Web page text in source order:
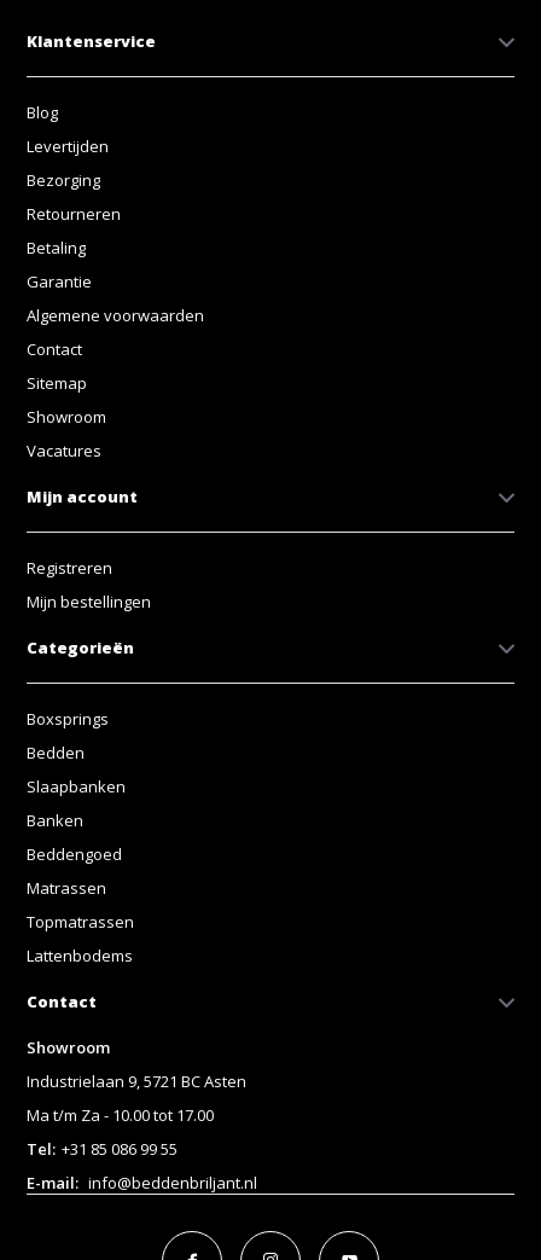
Klantenservice
Blog
Levertijden
Bezorging
Retourneren
Betaling
Garantie
Algemene voorwaarden
Contact
Sitemap
Showroom
Vacatures
Mijn account
Registreren
Mijn bestellingen
Categorieën
Boxsprings
Bedden
Slaapbanken
Banken
Beddengoed
Matrassen
Topmatrassen
Lattenbodems
Contact
Showroom
Industrielaan 9, 5721 BC Asten
Ma t/m Za - 10.00 tot 17.00
Tel: +31 85 086 99 55
E-mail: info@beddenbriljant.nl